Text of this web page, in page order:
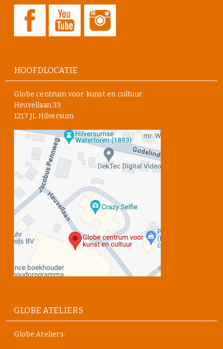
HOOFDLOCATIE
Globe centrum voor kunst en cultuur
Heuvellaan 33
1217 JL Hilversum
GLOBE ATELIERS
Globe Ateliers: